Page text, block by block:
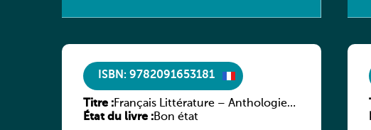
ISBN: 9782091653181
Titre :Français Littérature – Anthologie
chronologique 2de/1re
État du livre :Bon état